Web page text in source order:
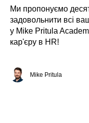
Ми пропонуємо
задовольнити всі
у Mike Pritula
кар'єру в HR!
Mike Pritula